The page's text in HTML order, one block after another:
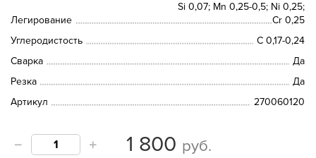
Легирование
Si 0,07; Mn 0,25-0,5; Ni 0,25;
Сr 0,25
Углеродистость
C 0,17-0,24
Сварка
Да
Резка
Да
Артикул
270060120
1 800 руб.